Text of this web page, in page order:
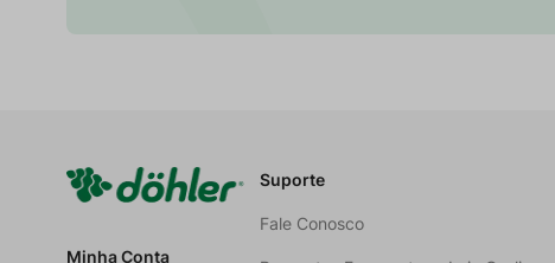
Minha Conta
Suporte
Fale Conosco